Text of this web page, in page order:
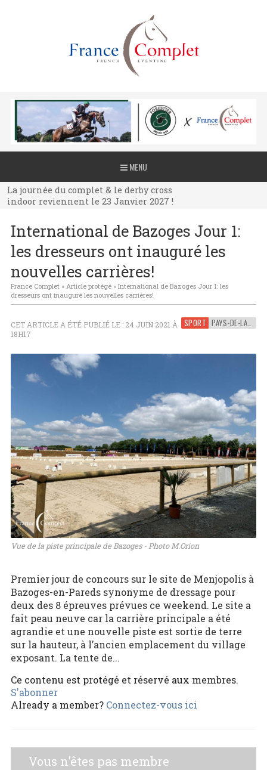
MENU
La journée du complet & le derby cross
indoor reviennent le 23 Janvier 2027 !
La journée du complet & le derby cross
indoor reviennent le 23 Janvier 2027 !
indoor reviennent le 23 Janvier 2027 !
International de Bazoges Jour 1:
les dresseurs ont inauguré les
nouvelles carrières!
France Complet» Article protégé» International de Bazoges Jour 1: les
dresseurs ont inauguré les nouvelles carrières!
SPORT PAYS-DE-LA-LOIRE
CET ARTICLE A ÉTÉ PUBLIÉ LE : 24 JUIN 2021 À
18H17
Vue de la piste principale de Bazoges - Photo M.Orion
Premier jour de concours sur le site de Menjopolis à
Bazoges-en-Pareds synonyme de dressage pour
deux des 8 épreuves prévues ce weekend. Le site a
fait peau neuve car la carrière principale a été
agrandie et une nouvelle piste est sortie de terre
sur la hauteur, à l’ancien emplacement du village
exposant. La tente de...
Ce contenu est protégé et réservé aux membres.
S'abonner
Already a member? Connectez-vous ici
Vous n'êtes pas membre